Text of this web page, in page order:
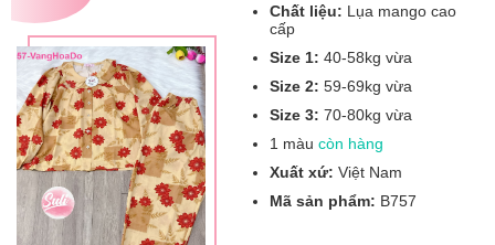
Chất liệu: Lụa mango cao
cấp
Size 1: 40-58kg vừa
Size 2: 59-69kg vừa
Size 3: 70-80kg vừa
1 màu còn hàng
Xuất xứ: Việt Nam
Mã sản phẩm: B757